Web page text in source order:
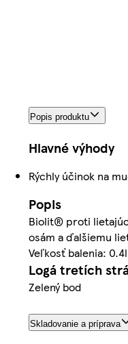
Popis produktu
Hlavné výhody
Rýchly účinok na
Popis
Biolit® proti
osám a ďalšiemu
Veľkosť balenia: 0.4l
Logá tretích
Zelený bod
Skladovanie a príprava